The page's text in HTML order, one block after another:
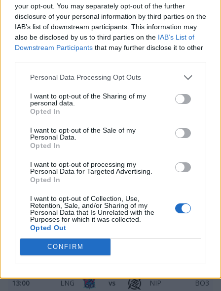
your opt-out. You may separately opt-out of the further
disclosure of your personal information by third parties on the
IAB’s list of downstream participants. This information may
also be disclosed by us to third parties on the IAB’s List of
Downstream Participants that may further disclose it to other
Personal Data Processing Opt Outs
I want to opt-out of the Sharing of my
personal data.
Opted In
I want to opt-out of the Sale of my
Personal Data.
Opted In
I want to opt-out of processing my
Personal Data for Targeted Advertising.
Opted In
I want to opt-out of Collection, Use,
Retention, Sale, and/or Sharing of my
Personal Data that Is Unrelated with the
Purposes for which it was collected.
Opted Out
CONFIRM
Siedem dni walki w lidze chińskiej
Ostatnie dwa dni to był jedynie przedsmak tego, co
czeka nas w nachodzącym tygodniu LPL. Przed nami
bowiem pełne siedem dni bitwy z udziałem już
wszystkich zespołów. Do gry na rodzimym gruncie
dwaj reprezentanci Chin na ostatnich turniejach
międzynarodowych. Obie drużyny będziemy mieli
bezpośredniej batalii! Już około godziny 11:00 w sobotę
dojdzie do ponownego skrzyżowania mieczów
pomiędzy tymi kolektywami. Poza tym w niedzielę BLG
stanie w szranki jeszcze z FPX Esports, a AL później
podejmie Weibo Gaming.
Harmonogram drugiego tygodnia LPL 2025
Split 3:
21 lipca
11:00 UP vs TT BO3
13:00 LNG vs NIP BO3